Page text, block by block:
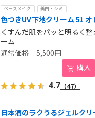
ベースメイク 美白・シミ
色つきUV下地クリーム 51 オ
くすんだ肌をパッと明るく
ーム
5,500円
購入
4.7 （47）
日本酒のラクうるジェルクリ